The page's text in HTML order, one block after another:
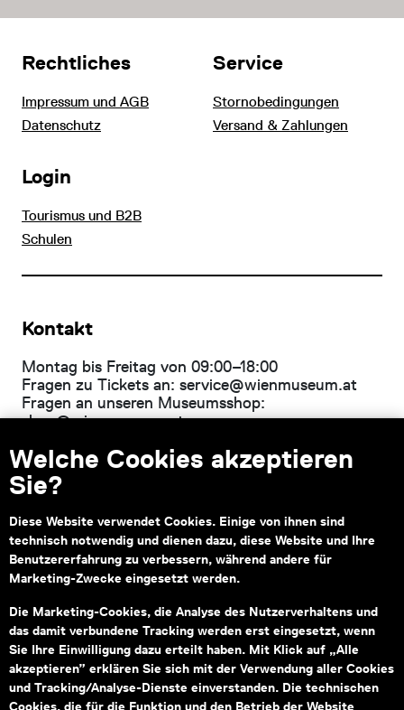
Welche Cookies akzeptieren
Sie?
Diese Website verwendet Cookies. Einige von ihnen sind
technisch notwendig und dienen dazu, diese Website und Ihre
Benutzererfahrung zu verbessern, während andere für
Marketing-Zwecke eingesetzt werden.
Die Marketing-Cookies, die Analyse des Nutzerverhaltens und
das damit verbundene Tracking werden erst eingesetzt, wenn
Sie Ihre Einwilligung dazu erteilt haben. Mit Klick auf „Alle
akzeptieren” erklären Sie sich mit der Verwendung aller Cookies
und Tracking/Analyse-Dienste einverstanden. Die technischen
Cookies, die für die Funktion und den Betrieb der Website
Rechtliches
Impressum und AGB
Datenschutz
Service
Stornobedingungen
Versand & Zahlungen
Login
Tourismus und B2B
Schulen
Kontakt
Montag bis Freitag von 09:00–18:00
Fragen zu Tickets an: service@wienmuseum.at
Fragen an unseren Museumsshop:
shop@wienmuseum.at
Wien Museum, Karlsplatz
1040 Wien
Informationen zu Ihrem
barrierefreien Besuch
Subventionsgeber Hauptsponsor